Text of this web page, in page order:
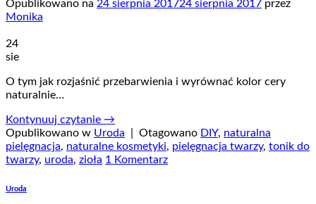
Opublikowano na 24 sierpnia 201724 sierpnia 2017 przez
Monika
24
sie
O tym jak rozjaśnić przebarwienia i wyrównać kolor cery
naturalnie…
Kontynuuj czytanie →
Opublikowano w Uroda Otagowano DIY, naturalna
pielęgnacja, naturalne kosmetyki, pielęgnacja twarzy, tonik do
twarzy, uroda, zioła 1 Komentarz
Uroda